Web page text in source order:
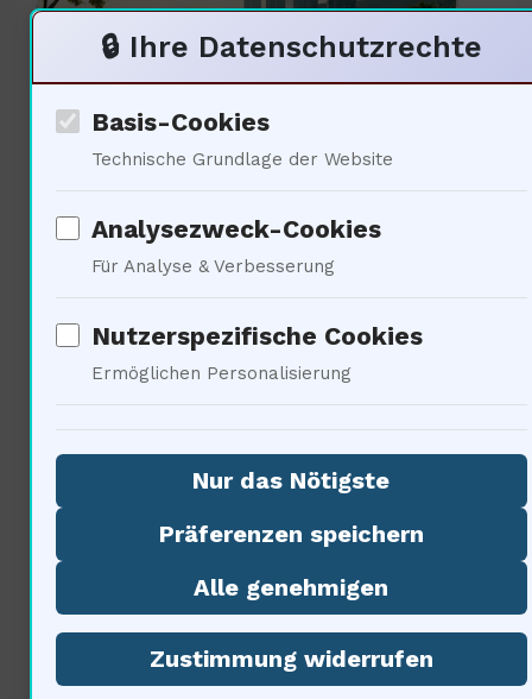
Die sozialen Auswirkungen der
Quantenmechanik sind
tiefgreifend. 80% der
Gesellschaft sind sich der
potenziellen Veränderungen, die
der Vakuumzerfall mit sich
bringt, nicht bewusst. Die
Vorstellung eines instabilen
Universums kann Ängste schüren
und das Weltbild der Menschen
🔒 Ihre Datenschutzrechte
Basis-Cookies
Technische Grundlage der Website
Analysezweck-Cookies
Für Analyse & Verbesserung
Nutzerspezifische Cookies
Ermöglichen Personalisierung
Nur das Nötigste
Präferenzen speichern
Alle genehmigen
Zustimmung widerrufen